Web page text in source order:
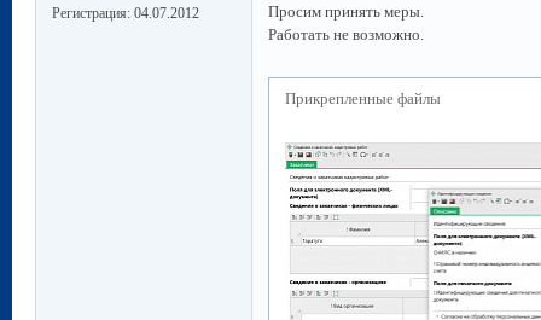
Регистрация: 04.07.2012
Просим принять меры.
Работать не возможно.
Прикрепленные файлы